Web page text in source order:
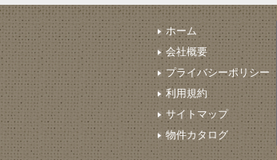
ホーム
会社概要
プライバシーポリシー
利用規約
サイトマップ
物件カタログ